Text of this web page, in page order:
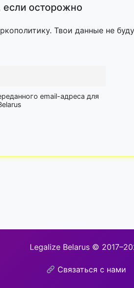
осторожно
Твои данные не
email-адреса для
Legalize Belarus ©
Связаться с нами